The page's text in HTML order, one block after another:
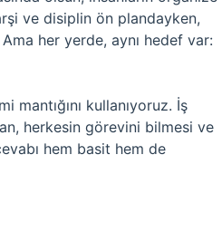
ve disiplin ön plandayken,
her yerde, aynı hedef var:
mantığını kullanıyoruz. İş
herkesin görevini bilmesi ve
hem basit hem de